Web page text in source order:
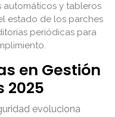
automáticos y tableros
estado de los parches
periódicas para
en Gestión
2025
evoluciona